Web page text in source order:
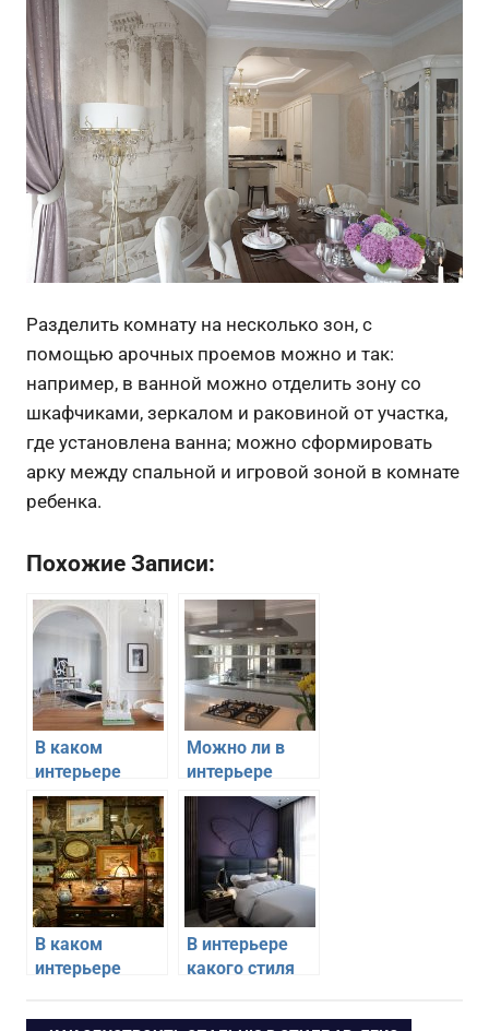
Разделить комнату на несколько зон, с
помощью арочных проемов можно и так:
например, в ванной можно отделить зону со
шкафчиками, зеркалом и раковиной от участка,
где установлена ванна; можно сформировать
арку между спальной и игровой зоной в комнате
ребенка.
Похожие Записи:
В каком
интерьере
можно
использовать
арки из
гипсокартона
Можно ли в
интерьере
кухни
использовать
зеркала
В каком
интерьере
использовать
В интерьере
какого стиля
использовать